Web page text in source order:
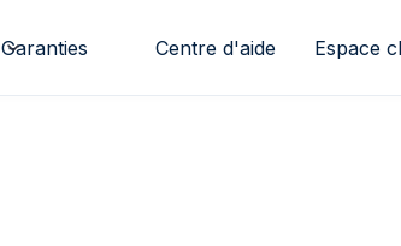
Garanties Centre d'aide Espace